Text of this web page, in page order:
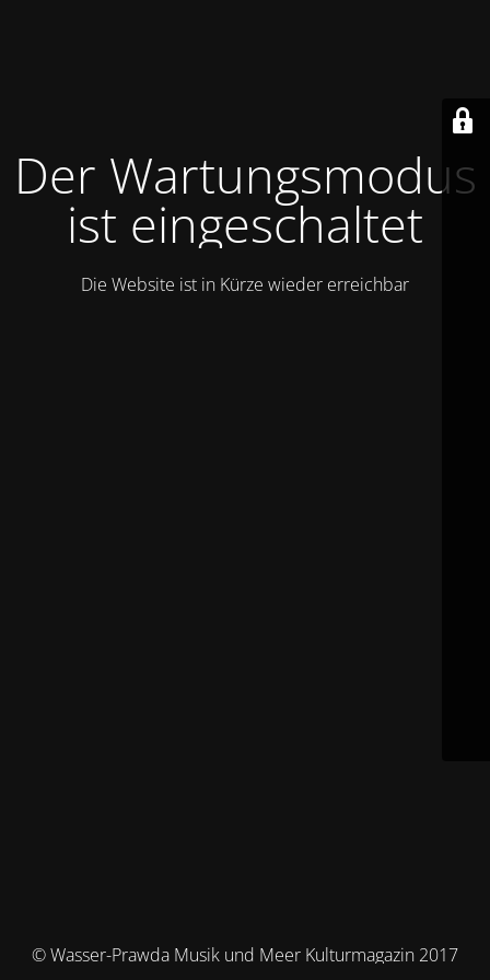
Der Wartungsmodus
ist eingeschaltet
Die Website ist in Kürze wieder erreichbar
© Wasser-Prawda Musik und Meer Kulturmagazin 2017